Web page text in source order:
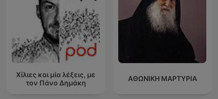
Χίλιες και μία λέξεις, με
τον Πάνο Δημάκη
ΑΘΩΝΙΚΗ ΜΑΡΤΥΡΙΑ